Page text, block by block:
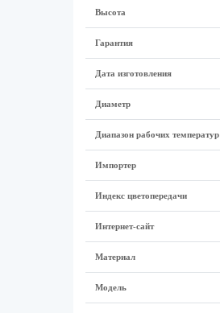
Высота
Гарантия
Дата изготовления
Диаметр
Диапазон рабочих температур
Импортер
Индекс цветопередачи
Интернет-сайт
Материал
Модель